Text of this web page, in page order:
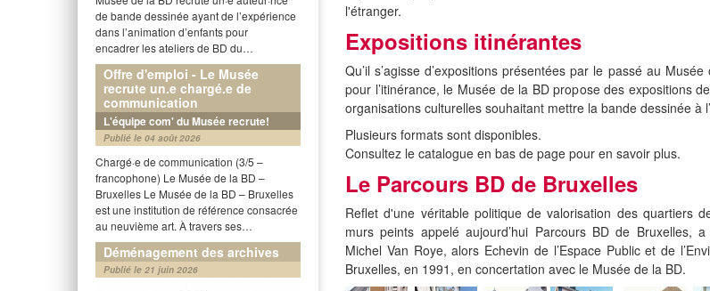
de bande dessinée ayant de l’expérience
dans l’animation d’enfants pour
encadrer les ateliers de BD du…
Offre d'emploi - Le Musée
recrute un.e chargé.e de
communication
L'équipe com' du Musée recrute!
Publié le 04 août 2026
Chargé·e de communication (3/5 –
francophone) Le Musée de la BD –
Bruxelles Le Musée de la BD – Bruxelles
est une institution de référence consacrée
au neuvième art. À travers ses…
Déménagement des archives
Publié le 21 juin 2026
l'étranger.
Expositions itinérantes
Qu’il s’agisse d’expositions présentées par le passé au
pour l’itinérance, le Musée de la BD propose des expositions
organisations culturelles souhaitant mettre la bande dessinée à
Plusieurs formats sont disponibles.
Consultez le catalogue en bas de page pour en savoir plus.
Le Parcours BD de Bruxelles
Reflet d'une véritable politique de valorisation des quartiers
murs peints appelé aujourd’hui Parcours BD de Bruxelles,
Michel Van Roye, alors Echevin de l’Espace Public et de
Bruxelles, en 1991, en concertation avec le Musée de la BD.